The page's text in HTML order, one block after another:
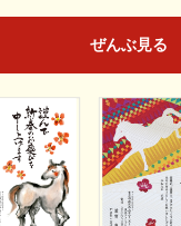
ぜんぶ見る